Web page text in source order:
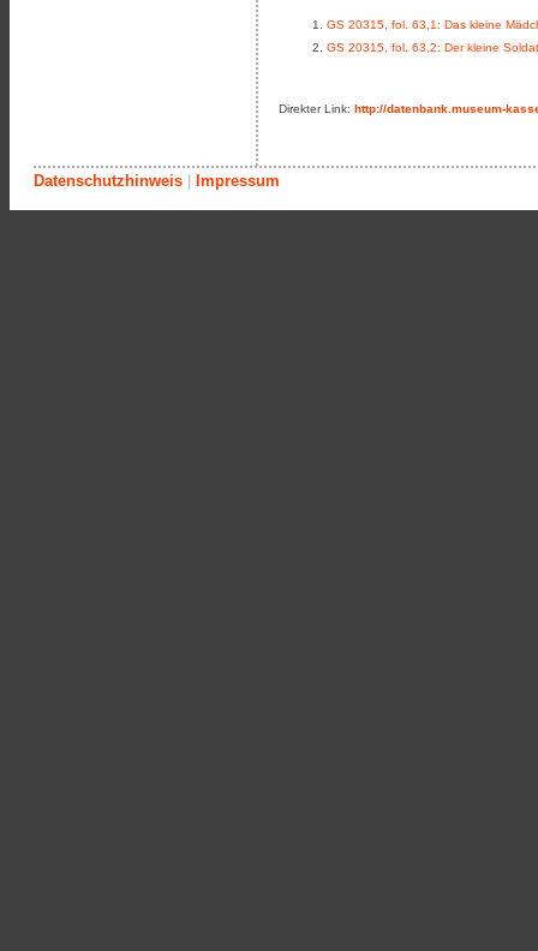
GS 20315, fol. 63,1: Das kleine
GS 20315, fol. 63,2: Der kleine Soldat
Direkter Link: http://datenbank.museum-
Datenschutzhinweis Impressum